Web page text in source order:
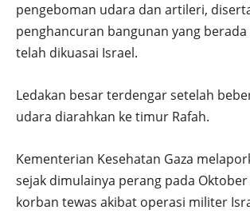
pengeboman udara dan artileri,
penghancuran bangunan yang berada
telah dikuasai Israel.
Ledakan besar terdengar setelah
udara diarahkan ke timur Rafah.
Kementerian Kesehatan Gaza
sejak dimulainya perang pada
korban tewas akibat operasi militer